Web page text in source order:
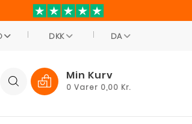
DKK DA
Min Kurv
0 Varer 0,00 Kr.